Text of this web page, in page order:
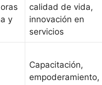
y
calidad de vida,
innovación en
servicios
Capacitación,
empoderamiento,